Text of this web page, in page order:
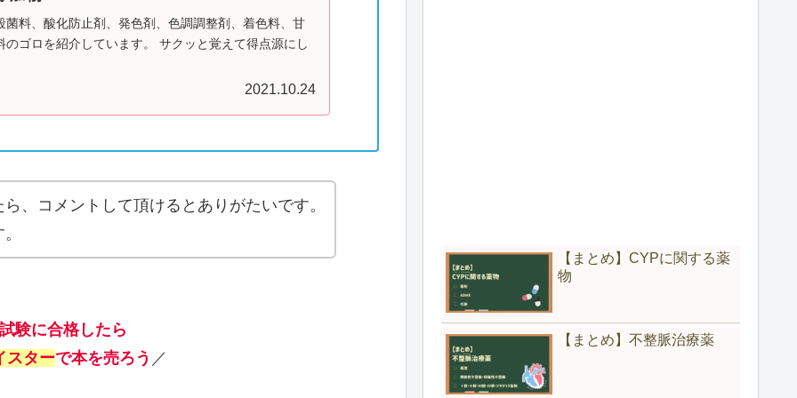
菌料、酸化防止剤、発色剤、色調調整剤、着色料、甘
のゴロを紹介しています。 サクッと覚えて得点源にし
2021.10.24
、コメントして頂けるとありがたいです。
験に合格したら
スターで本を売ろう ／
【まとめ】CYPに関する薬
物
【まとめ】不整脈治療薬